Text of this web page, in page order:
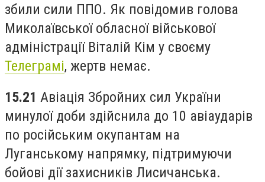
збили сили ППО. Як повідомив голова
Миколаївської обласної військової
адміністрації Віталій Кім у своєму
Телеграмі, жертв немає.
15.21 Авіація Збройних сил України
минулої доби здійснила до 10 авіаударів
по російським окупантам на
Луганському напрямку, підтримуючи
бойові дії захисників Лисичанська.